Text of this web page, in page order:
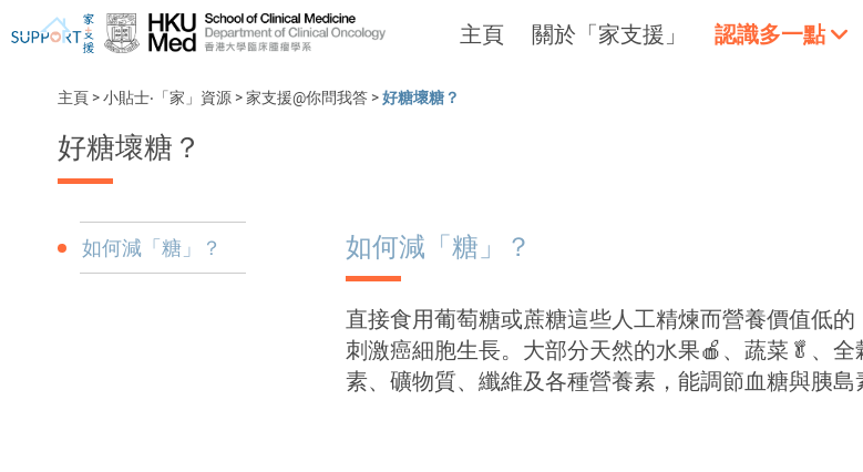
主頁 關於「家支援」 認識多一點
主頁 >小貼士‧「家」資源 >家支援@你問我答 >好糖壞糖？
好糖壞糖？
如何減「糖」？ 如何減「糖」？
直接食用葡萄糖或蔗糖這些人工精煉而營養價值低
刺激癌細胞生長。大部分天然的水果🍎、蔬菜🥬、
素、礦物質、纖維及各種營養素，能調節血糖與胰